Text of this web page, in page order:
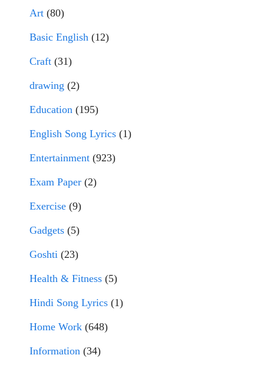
Art (80)
Basic English (12)
Craft (31)
drawing (2)
Education (195)
English Song Lyrics (1)
Entertainment (923)
Exam Paper (2)
Exercise (9)
Gadgets (5)
Goshti (23)
Health & Fitness (5)
Hindi Song Lyrics (1)
Home Work (648)
Information (34)